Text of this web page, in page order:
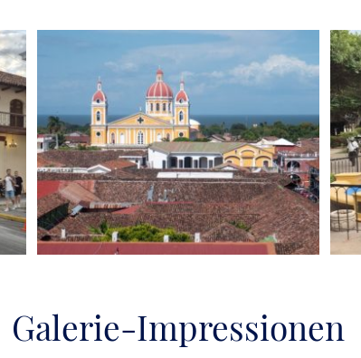
Galerie-Impressionen